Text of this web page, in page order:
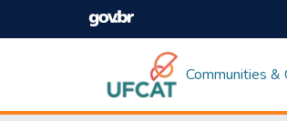
Communities &